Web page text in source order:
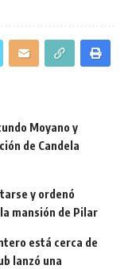
Moyano y
de Candela
y ordenó
mansión de Pilar
está cerca de
lanzó una